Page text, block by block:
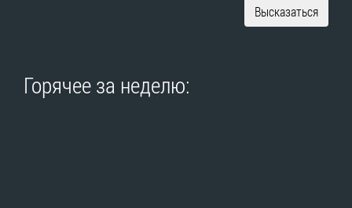
Высказаться
Горячее за неделю: